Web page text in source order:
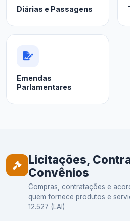
Diárias e Passagens
Emendas
Parlamentares
Licitações,
Convênios
Compras, contratações e
quem fornece produtos e
12.527 (LAI)